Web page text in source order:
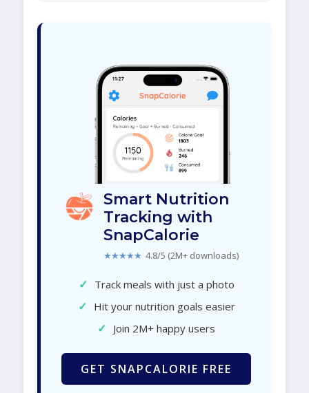
Smart Nutrition
Tracking with
SnapCalorie
★★★★★ 4.8/5 (2M+ downloads)
✓ Track meals with just a photo
✓ Hit your nutrition goals easier
✓ Join 2M+ happy users
GET SNAPCALORIE FREE